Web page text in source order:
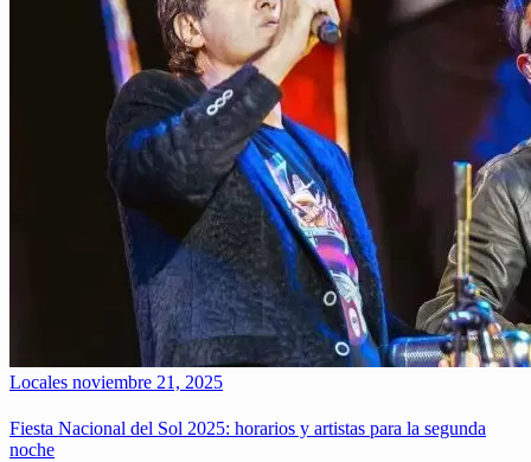
Locales noviembre 21, 2025
Fiesta Nacional del Sol 2025: horarios y artistas para la segunda
noche